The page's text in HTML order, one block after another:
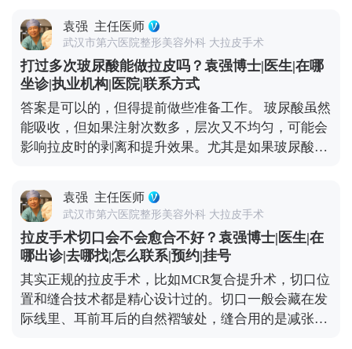
问题，可以去官方媒体平台（公众号、百家号、小红
薯）预约面诊，详细了解。
预约面诊，这样医生才有足够的时间了解你的面部情
况、需求，帮你设计个性化的手术方案。 其次，拉皮
前后需要一段恢复期，要是你有重要的社交活动或者
工作安排，一定要提前规划好时间，避免恢复期和重
要行程冲突。另外，手术前还得做一些必要的体检，
确保身体状况适合手术，这也需要预留时间。 最后，
医生的排期也是个重要因素。靠谱的医生手术排期通
常都比较满，提前预约才能避免等太久。建议大家只
留足准备时间。 想知道更多关于MCR复合提升术的
问题，可以去官方媒体平台（公众号、百家号、小红
薯）预约面诊，详细了解。
袁强 主任医师
武汉市第六医院整形美容外科 大拉皮手术
打过多次玻尿酸能做拉皮吗？袁强博士|医生|在哪
坐诊|执业机构|医院|联系方式
答案是可以的，但得提前做些准备工作。 玻尿酸虽然
能吸收，但如果注射次数多，层次又不均匀，可能会
影响拉皮时的剥离和提升效果。尤其是如果玻尿酸跑
一般建议，拉皮手术前先面诊检查，看看面部玻尿酸
的分布情况。如果有必要，就先把多余的玻尿酸溶解
掉，等面部状态恢复稳定了再做拉皮。这样既能保证
手术安全，也能让提升效果更精准、更持久。 其实拉
皮和填充并不冲突，关键是要找对时间、用对方式，
才能真正达到面部年轻化的效果。 想知道更多关于
MCR复合提升术的问题，可以去官方媒体平台（公众
号、百家号、小红薯）预约面诊，详细了解。
袁强 主任医师
武汉市第六医院整形美容外科 大拉皮手术
拉皮手术切口会不会愈合不好？袁强博士|医生|在
哪出诊|去哪找|怎么联系|预约|挂号
其实正规的拉皮手术，比如MCR复合提升术，切口位
置和缝合技术都是精心设计过的。切口一般会藏在发
际线里、耳前耳后的自然褶皱处，缝合用的是减张缝